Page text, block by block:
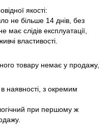
якості:
не більше 14 днів, без
має слідів експлуатації,
властивості.
товару немає у продажу,
наявності, з окремим
при першому ж